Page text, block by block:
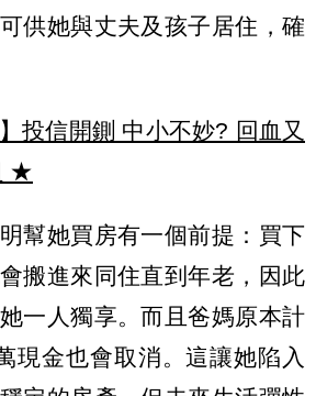
供她與丈夫及孩子居住，確
投信開鍘 中小不妙? 回血又
★
幫她買房有一個前提：買下
搬進來同住直到年老，因此
一人獨享。而且爸媽原本計
現金也會取消。這讓她陷入